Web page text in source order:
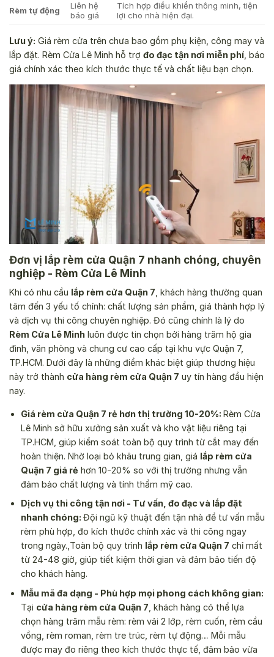
Rèm tự động
Liên hệ
báo giá
Tích hợp điều khiển thông minh, tiện
lợi cho nhà hiện đại.
Lưu ý: Giá rèm cửa trên chưa bao gồm phụ kiện, công may và
lắp đặt. Rèm Cửa Lê Minh hỗ trợ đo đạc tận nơi miễn phí , báo
giá chính xác theo kích thước thực tế và chất liệu bạn chọn.
Đơn vị lắp rèm cửa Quận 7 nhanh chóng, chuyên
nghiệp - Rèm Cửa Lê Minh
Khi có nhu cầu lắp rèm cửa Quận 7 , khách hàng thường quan
tâm đến 3 yếu tố chính: chất lượng sản phẩm, giá thành hợp lý
và dịch vụ thi công chuyên nghiệp. Đó cũng chính là lý do
Rèm Cửa Lê Minh luôn được tin chọn bởi hàng trăm hộ gia
đình, văn phòng và chung cư cao cấp tại khu vực Quận 7,
TP.HCM. Dưới đây là những điểm khác biệt giúp thương hiệu
này trở thành cửa hàng rèm cửa Quận 7 uy tín hàng đầu hiện
nay.
Giá rèm cửa Quận 7 rẻ hơn thị trường 10-20%: Rèm Cửa
Lê Minh sở hữu xưởng sản xuất và kho vật liệu riêng tại
TP.HCM, giúp kiểm soát toàn bộ quy trình từ cắt may đến
hoàn thiện. Nhờ loại bỏ khâu trung gian, giá lắp rèm cửa
Quận 7 giá rẻ hơn 10-20% so với thị trường nhưng vẫn
đảm bảo chất lượng và tính thẩm mỹ cao.
Dịch vụ thi công tận nơi - Tư vấn, đo đạc và lắp đặt
nhanh chóng: Đội ngũ kỹ thuật đến tận nhà để tư vấn mẫu
rèm phù hợp, đo kích thước chính xác và thi công ngay
trong ngày.,Toàn bộ quy trình lắp rèm cửa Quận 7 chỉ mất
từ 24-48 giờ, giúp tiết kiệm thời gian và đảm bảo tiến độ
cho khách hàng.
Mẫu mã đa dạng - Phù hợp mọi phong cách không gian:
Tại cửa hàng rèm cửa Quận 7 , khách hàng có thể lựa
chọn hàng trăm mẫu rèm: rèm vải 2 lớp, rèm cuốn, rèm cầu
vồng, rèm roman, rèm tre trúc, rèm tự động… Mỗi mẫu
được may đo riêng theo kích thước thực tế, đảm bảo vừa